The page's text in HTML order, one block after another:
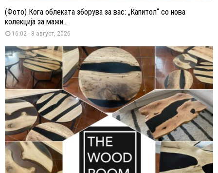
(Фото) Кога облеката зборува за вас: „Капитол“ со нова
колекција за мажи...
16:02 - 8 август, 2026